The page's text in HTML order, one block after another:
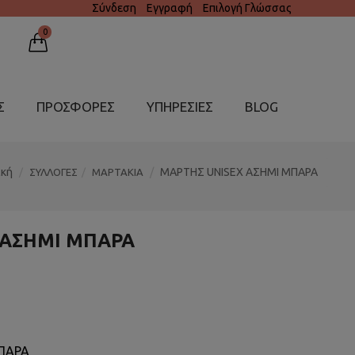
Σύνδεση Εγγραφή Επιλογή Γλώσσας
0
ΠΡΟΣΦΟΡΕΣ ΥΠΗΡΕΣΊΕΣ BLOG
ΣΥΛΛΟΓΕΣ ΜΑΡΤΑΚΙΑ ΜΑΡΤΗΣ UNISEX ΑΣΗΜΙ ΜΠΑΡΑ
ΑΣΗΜΙ ΜΠΑΡΑ